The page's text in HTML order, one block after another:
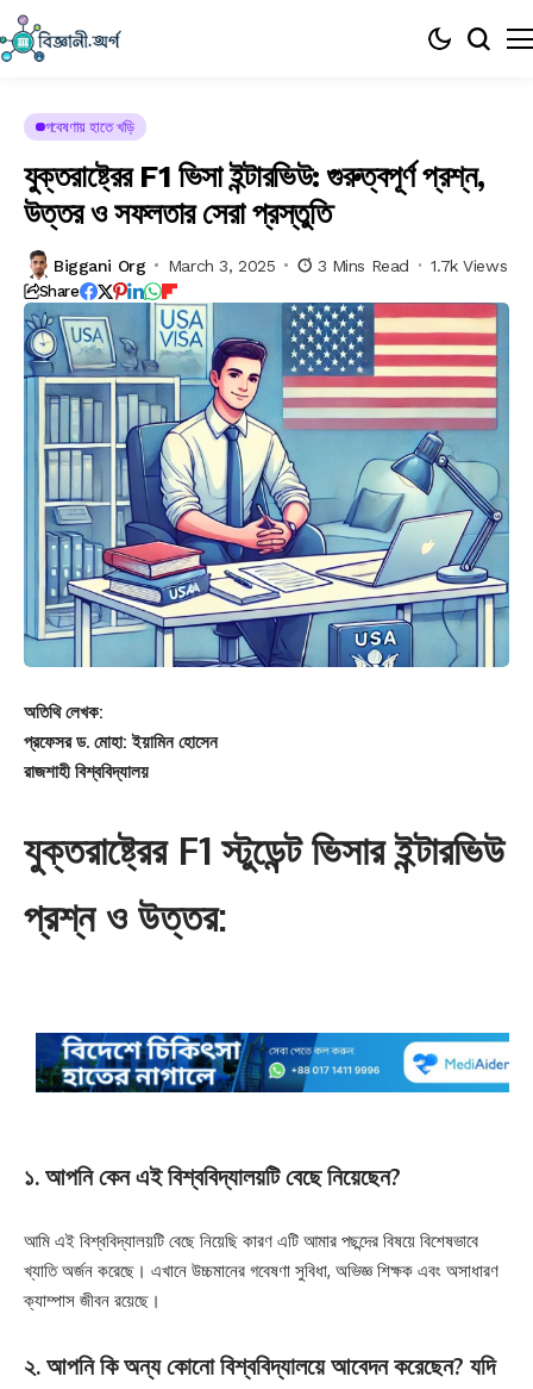
গবেষণায় হাতে খড়ি
যুক্তরাষ্ট্রের F1 ভিসা ইন্টারভিউ: গুরুত্বপূর্ণ প্রশ্ন,
উত্তর ও সফলতার সেরা প্রস্তুতি
Biggani Org March 3, 2025 3 Mins Read 1.7k Views
Share
অতিথি লেখক:
প্রফেসর ড. মোহা: ইয়ামিন হোসেন
রাজশাহী বিশ্ববিদ্যালয়
যুক্তরাষ্ট্রের F1 স্টুডেন্ট ভিসার ইন্টারভিউ
প্রশ্ন ও উত্তর:
১. আপনি কেন এই বিশ্ববিদ্যালয়টি বেছে নিয়েছেন?
আমি এই বিশ্ববিদ্যালয়টি বেছে নিয়েছি কারণ এটি আমার পছন্দের বিষয়ে বিশেষভাবে
খ্যাতি অর্জন করেছে। এখানে উচ্চমানের গবেষণা সুবিধা, অভিজ্ঞ শিক্ষক এবং অসাধারণ
ক্যাম্পাস জীবন রয়েছে।
২. আপনি কি অন্য কোনো বিশ্ববিদ্যালয়ে আবেদন করেছেন? যদি